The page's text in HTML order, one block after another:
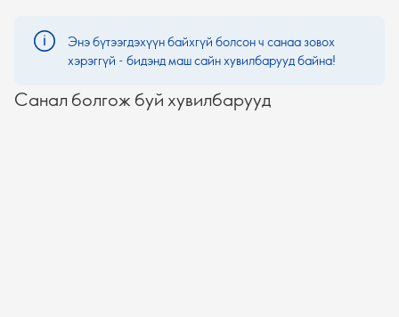
Энэ бүтээгдэхүүн байхгүй болсон ч санаа зовох
хэрэггүй - бидэнд маш сайн хувилбарууд байна!
Санал болгож буй хувилбарууд